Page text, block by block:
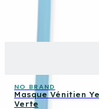
NO BRAND
Masque Vénitien
Verte